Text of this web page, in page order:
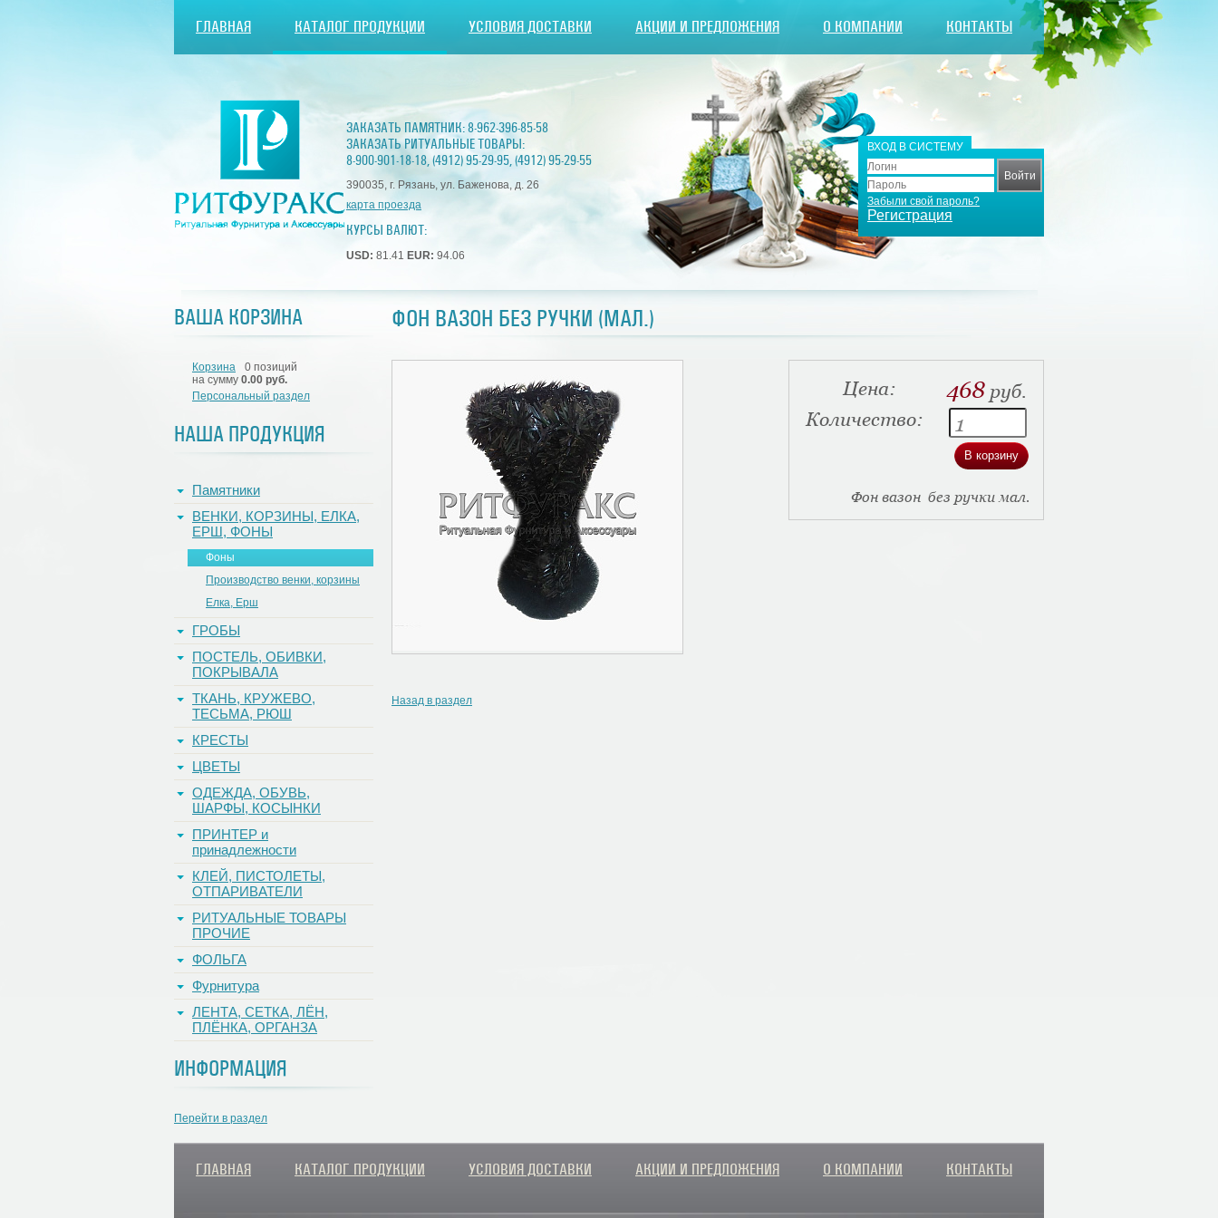
ГЛАВНАЯ КАТАЛОГ ПРОДУКЦИИ УСЛОВИЯ ДОСТАВКИ АКЦИИ И ПРЕДЛОЖЕНИЯ О КОМПАНИИ КОНТАКТЫ
ЗАКАЗАТЬ ПАМЯТНИК:8-962-396-85-58
ЗАКАЗАТЬ РИТУАЛЬНЫЕ ТОВАРЫ:
8-900-901-18-18,(4912) 95-29-95,(4912) 95-29-55
390035, г. Рязань, ул. Баженова, д. 26
карта проезда
КУРСЫ ВАЛЮТ:
USD: 81.41 EUR: 94.06
ВХОД В СИСТЕМУ
Забыли свой пароль?
Регистрация
ВАША КОРЗИНА
Корзина
0 позиций
на сумму 0.00 руб.
Персональный раздел
НАША ПРОДУКЦИЯ
Памятники
ВЕНКИ, КОРЗИНЫ, ЕЛКА,
ЕРШ, ФОНЫ
Фоны
Производство венки, корзины
Елка, Ерш
ГРОБЫ
ПОСТЕЛЬ, ОБИВКИ,
ПОКРЫВАЛА
ТКАНЬ, КРУЖЕВО,
ТЕСЬМА, РЮШ
КРЕСТЫ
ЦВЕТЫ
ОДЕЖДА, ОБУВЬ,
ШАРФЫ, КОСЫНКИ
ПРИНТЕР и
принадлежности
КЛЕЙ, ПИСТОЛЕТЫ,
ОТПАРИВАТЕЛИ
РИТУАЛЬНЫЕ ТОВАРЫ
ПРОЧИЕ
ФОЛЬГА
Фурнитура
ЛЕНТА, СЕТКА, ЛЁН,
ПЛЁНКА, ОРГАНЗА
ИНФОРМАЦИЯ
Перейти в раздел
ФОН ВАЗОН БЕЗ РУЧКИ (МАЛ.)
Цена: 468 руб.
Количество:
Фон вазон без ручки мал.
Назад в раздел
ГЛАВНАЯ КАТАЛОГ ПРОДУКЦИИ УСЛОВИЯ ДОСТАВКИ АКЦИИ И ПРЕДЛОЖЕНИЯ О КОМПАНИИ КОНТАКТЫ